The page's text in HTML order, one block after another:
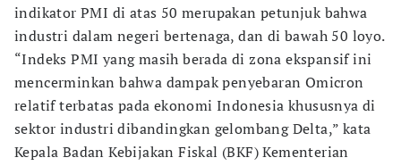
indikator PMI di atas 50 merupakan petunjuk bahwa
industri dalam negeri bertenaga, dan di bawah 50 loyo.
“Indeks PMI yang masih berada di zona ekspansif ini
mencerminkan bahwa dampak penyebaran Omicron
relatif terbatas pada ekonomi Indonesia khususnya di
sektor industri dibandingkan gelombang Delta,” kata
Kepala Badan Kebijakan Fiskal (BKF) Kementerian